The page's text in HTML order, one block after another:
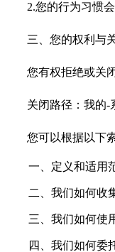
2.您的行为习惯
三、您的权利与
您有权拒绝或关
关闭路径：我的-
您可以根据以下
一、定义和适用
二、我们如何收
三、我们如何使
四、我们如何委